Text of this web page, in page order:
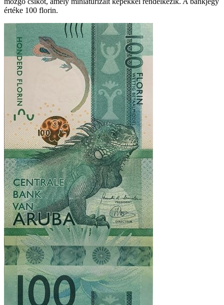
értéke 100 florin.